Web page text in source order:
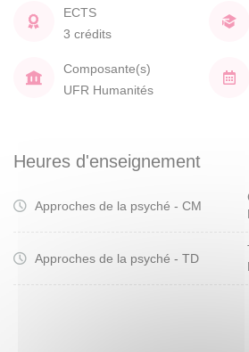
ECTS
3 crédits
Composante(s)
UFR Humanités
Heures d'enseignement
Approches de la psyché - CM
Approches de la psyché - TD